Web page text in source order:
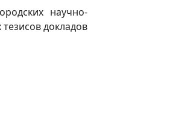
научно-
докладов